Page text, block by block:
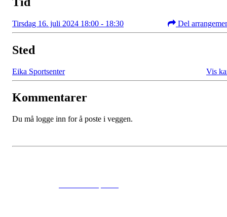
Tirsdag 16. juli 2024 18:00 - 18:30 Del
Sted
Eika Sportsenter Vis
Kommentarer
Du må logge inn for å poste i veggen.